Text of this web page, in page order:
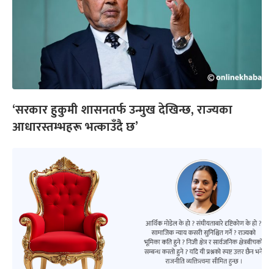
‘सरकार हुकुमी शासनतर्फ उन्मुख देखिन्छ, राज्यका
आधारस्तम्भहरू भत्काउँदै छ’